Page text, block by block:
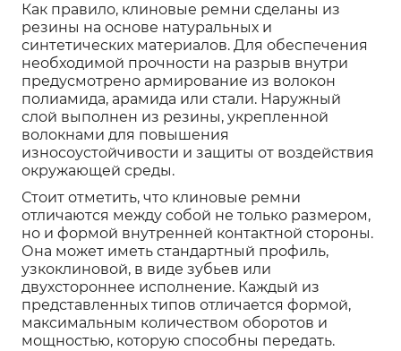
Как правило, клиновые ремни сделаны из
резины на основе натуральных и
синтетических материалов. Для обеспечения
необходимой прочности на разрыв внутри
предусмотрено армирование из волокон
полиамида, арамида или стали. Наружный
слой выполнен из резины, укрепленной
волокнами для повышения
износоустойчивости и защиты от воздействия
окружающей среды.
Стоит отметить, что клиновые ремни
отличаются между собой не только размером,
но и формой внутренней контактной стороны.
Она может иметь стандартный профиль,
узкоклиновой, в виде зубьев или
двухстороннее исполнение. Каждый из
представленных типов отличается формой,
максимальным количеством оборотов и
мощностью, которую способны передать.